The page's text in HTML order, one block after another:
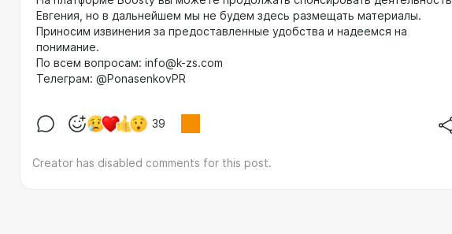
Евгения, но в дальнейшем мы не будем здесь размещать материалы.
Приносим извинения за предоставленные удобства и надеемся на
понимание.
По всем вопросам: info@k-zs.com
Телеграм: @PonasenkovPR
39
Creator has disabled comments for this post.